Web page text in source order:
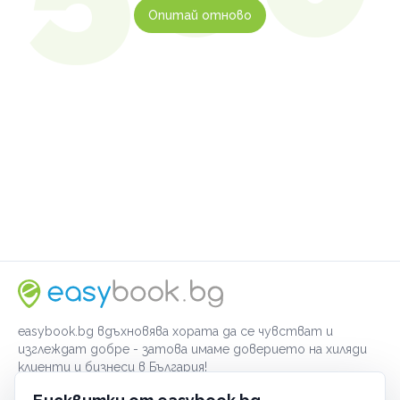
Опитай отново
easybook.bg вдъхновява хората да се чувстват и
изглеждат добре - затова имаме доверието на хиляди
клиенти и бизнеси в България!